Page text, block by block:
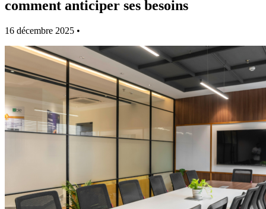
comment anticiper ses besoins
16 décembre 2025 •